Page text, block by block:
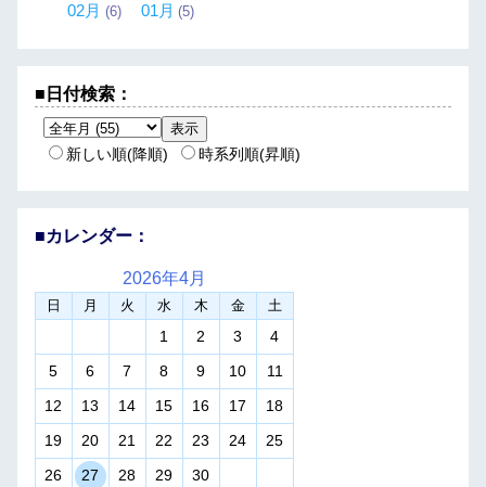
02月 (6) 01 月 (5)
■日付検索：
新しい順(降順) 時系列順(昇順)
■カレンダー：
2026年4月
日 月 火 水 木 金 土
1 2 3
4
5
6 7 8 9 10
11
12
13 14 15 16 17
18
19
20 21 22 23 24
25
26
27 28 29 30